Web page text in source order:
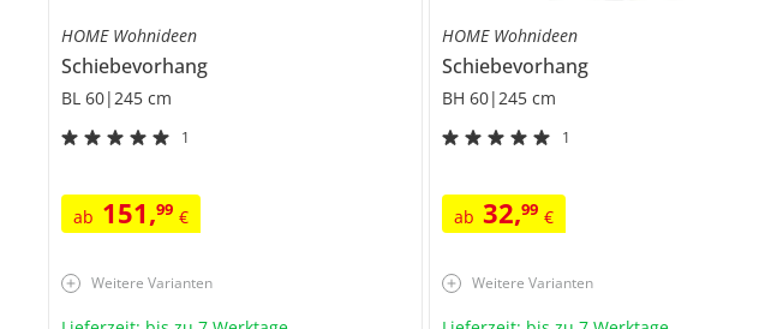
HOME Wohnideen
Schiebevorhang
BL 60|245 cm
1
ab 151,99 €
Weitere Varianten
HOME Wohnideen
Schiebevorhang
BH 60|245 cm
1
ab 32,99 €
Weitere Varianten